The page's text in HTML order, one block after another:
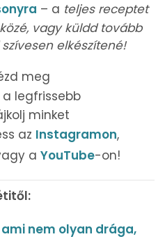
– a teljes receptet
vagy küldd tovább
elkészítené!
meg
a legfrissebb
minket
az Instagramon,
a YouTube-on!
nem olyan drága,